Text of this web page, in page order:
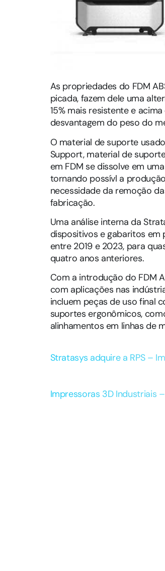
As propriedades do FDM
picada, fazem dele uma
15% mais resistente e
desvantagem do peso do
O material de suporte
Support, material de
em FDM se dissolve em
tornando possívl a
necessidade da remoção
fabricação.
Uma análise interna da
dispositivos e gabaritos em
entre 2019 e 2023, para
quatro anos anteriores.
Com a introdução do FDM
com aplicações nas
incluem peças de uso final
suportes ergonômicos,
alinhamentos em linhas de
Stratasys adquire a RPS –
Impressoras 3D Industriais